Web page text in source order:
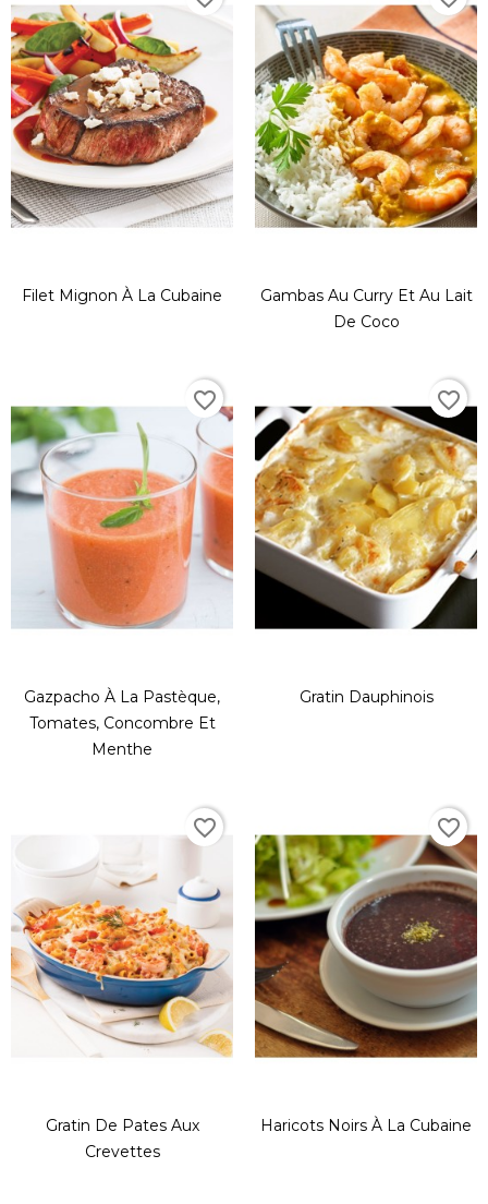
Filet Mignon À La Cubaine
Gambas Au Curry Et Au Lait
De Coco
Gazpacho À La Pastèque,
Tomates, Concombre Et
Menthe
favorite_border
Gratin Dauphinois
favorite_border
Gratin De Pates Aux
Crevettes
favorite_border
Haricots Noirs À La Cubaine
favorite_border